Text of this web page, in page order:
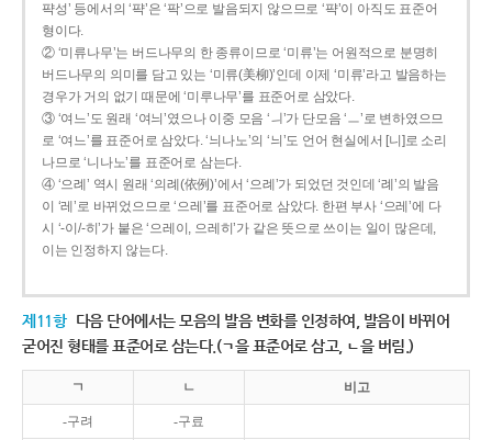
퍅성’ 등에서의 ‘퍅’은 ‘팍’으로 발음되지 않으므로 ‘퍅’이 아직도 표준어
형이다.
② ‘미류나무’는 버드나무의 한 종류이므로 ‘미류’는 어원적으로 분명히
버드나무의 의미를 담고 있는 ‘미류(美柳)’인데 이제 ‘미류’라고 발음하는
경우가 거의 없기 때문에 ‘미루나무’를 표준어로 삼았다.
③ ‘여느’도 원래 ‘여늬’였으나 이중 모음 ‘ㅢ’가 단모음 ‘ㅡ’로 변하였으므
로 ‘여느’를 표준어로 삼았다. ‘늬나노’의 ‘늬’도 언어 현실에서 [니]로 소리
나므로 ‘니나노’를 표준어로 삼는다.
④ ‘으례’ 역시 원래 ‘의례(依例)’에서 ‘으례’가 되었던 것인데 ‘례’의 발음
이 ‘레’로 바뀌었으므로 ‘으레’를 표준어로 삼았다. 한편 부사 ‘으레’에 다
시 ‘-이/-히’가 붙은 ‘으레이, 으레히’가 같은 뜻으로 쓰이는 일이 많은데,
이는 인정하지 않는다.
제11항 다음 단어에서는 모음의 발음 변화를 인정하여, 발음이 바뀌어
굳어진 형태를 표준어로 삼는다.(ㄱ을 표준어로 삼고, ㄴ을 버림.)
ㄱ ㄴ 비고
-구려 -구료